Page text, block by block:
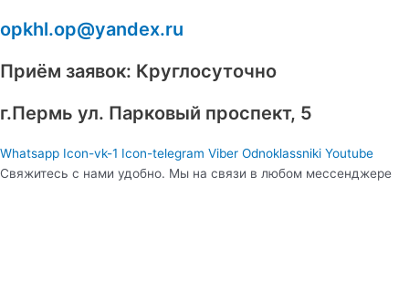
opkhl.op@yandex.ru
Приём заявок: Круглосуточно
​г.Пермь ул. Парковый проспект, 5
Whatsapp Icon-vk-1 Icon-telegram Viber Odnoklassniki Youtube
Свяжитесь с нами удобно. Мы на связи в любом мессенджере